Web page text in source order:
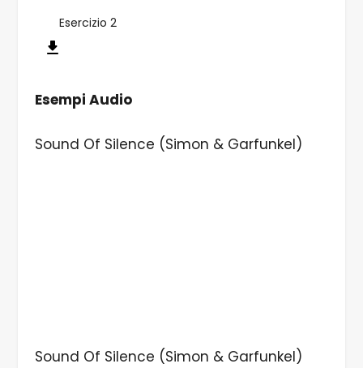
Esercizio 2
Esempi Audio
Sound Of Silence (Simon & Garfunkel)
Sound Of Silence (Simon & Garfunkel)